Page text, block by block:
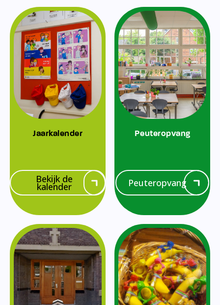
Jaarkalender
Bekijk de
kalender
Peuteropvang
Peuteropvang